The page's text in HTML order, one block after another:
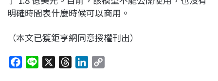
明確時間表什麼時候可以商用。
（本文已獲鉅亨網同意授權刊出）